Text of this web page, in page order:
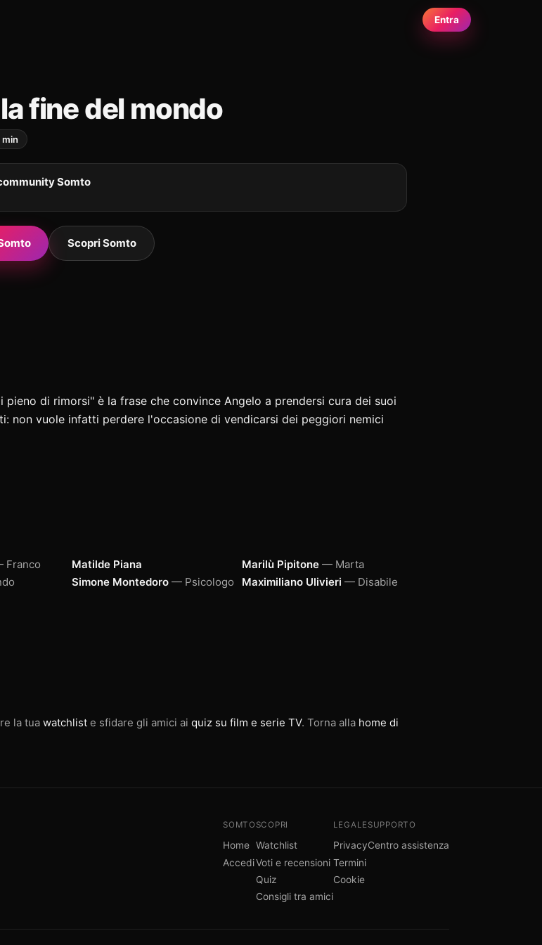
Entra
fine del mondo
Somto
Scopri Somto
di rimorsi" è la frase che convince Angelo a prendersi cura dei suoi
non vuole infatti perdere l'occasione di vendicarsi dei peggiori nemici
Franco Matilde Piana Marilù Pipitone — Marta
Simone Montedoro — Psicologo Maximiliano Ulivieri — Disabile
la tua watchlist e sfidare gli amici ai quiz su film e serie TV. Torna alla home di
SOMTO
Home
Accedi
SCOPRI
Watchlist
Voti e recensioni
Quiz
Consigli tra amici
LEGALE
Privacy
Termini
Cookie
SUPPORTO
Centro assistenza